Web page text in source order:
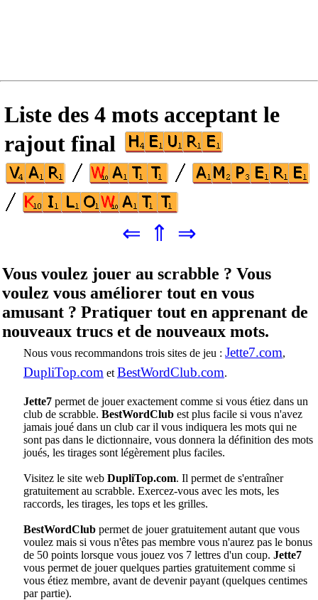
Liste des 4 mots acceptant le
rajout final
⇐ ⇑ ⇒
Vous voulez jouer au scrabble ? Vous
voulez vous améliorer tout en vous
amusant ? Pratiquer tout en apprenant de
nouveaux trucs et de nouveaux mots.
Nous vous recommandons trois sites de jeu : Jette7.com,
DupliTop.com et BestWordClub.com.
Jette7 permet de jouer exactement comme si vous étiez dans un
club de scrabble. BestWordClub est plus facile si vous n'avez
jamais joué dans un club car il vous indiquera les mots qui ne
sont pas dans le dictionnaire, vous donnera la définition des mots
joués, les tirages sont légèrement plus faciles.
Visitez le site web DupliTop.com. Il permet de s'entraîner
gratuitement au scrabble. Exercez-vous avec les mots, les
raccords, les tirages, les tops et les grilles.
BestWordClub permet de jouer gratuitement autant que vous
voulez mais si vous n'êtes pas membre vous n'aurez pas le bonus
de 50 points lorsque vous jouez vos 7 lettres d'un coup. Jette7
vous permet de jouer quelques parties gratuitement comme si
vous étiez membre, avant de devenir payant (quelques centimes
par partie).